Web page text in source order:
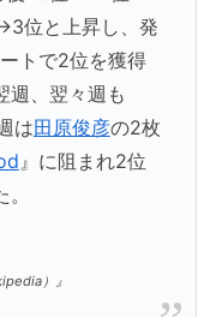
位と上昇し、発
トで2位を獲得
週、翌々週も
は田原俊彦の2枚
』に阻まれ2位
）』